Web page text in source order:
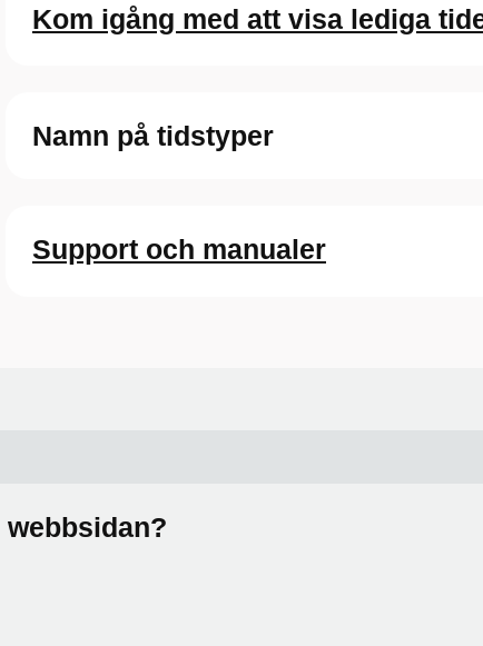
Kom igång med att visa lediga
Namn på tidstyper
Support och manualer